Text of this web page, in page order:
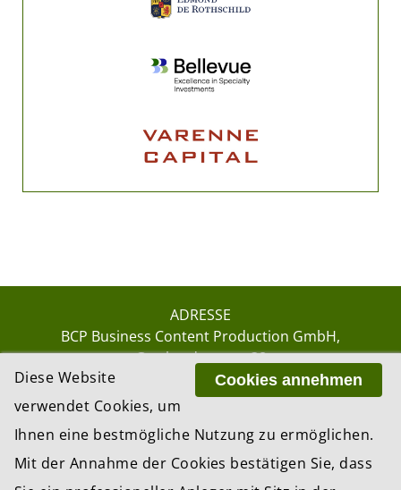
ADRESSE
BCP Business Content Production GmbH
Gotthardstrasse 38
8002 Zürich
GmbH, Zürich – Switzerland
Cookies annehmen
Diese Website
verwendet Cookies, um
Ihnen eine bestmögliche Nutzung zu ermöglichen.
Mit der Annahme der Cookies bestätigen Sie, dass